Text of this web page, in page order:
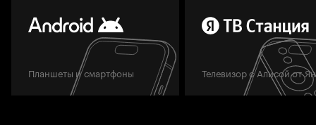
Планшеты и смартфоны Телевизор с Алисой от